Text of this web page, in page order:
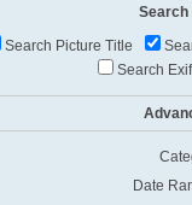
Search
Search Picture Title
Search
Date